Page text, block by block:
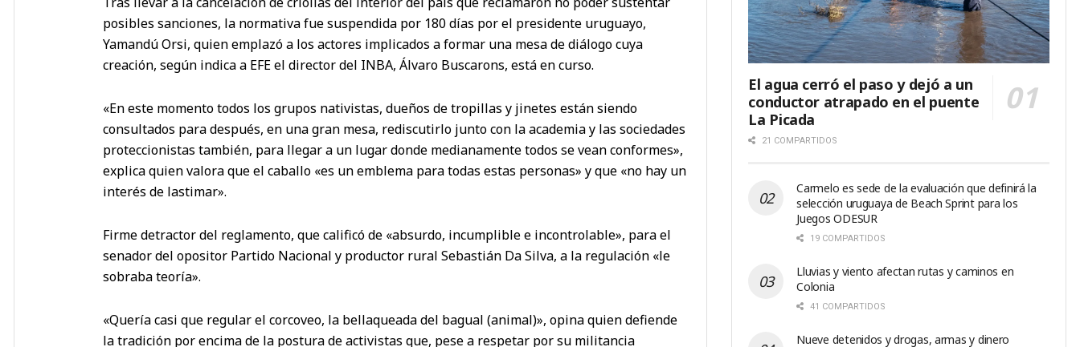
posibles sanciones, la normativa fue suspendida por 180 días por el presidente uruguayo,
Yamandú Orsi, quien emplazó a los actores implicados a formar una mesa de diálogo cuya
creación, según indica a EFE el director del INBA, Álvaro Buscarons, está en curso.
«En este momento todos los grupos nativistas, dueños de tropillas y jinetes están siendo
consultados para después, en una gran mesa, rediscutirlo junto con la academia y las sociedades
proteccionistas también, para llegar a un lugar donde medianamente todos se vean conformes»,
explica quien valora que el caballo «es un emblema para todas estas personas» y que «no hay un
interés de lastimar».
Firme detractor del reglamento, que calificó de «absurdo, incumplible e incontrolable», para el
senador del opositor Partido Nacional y productor rural Sebastián Da Silva, a la regulación «le
sobraba teoría».
«Quería casi que regular el corcoveo, la bellaqueada del bagual (animal)», opina quien defiende
la tradición por encima de la postura de activistas que, pese a respetar por su militancia
El agua cerró el paso y dejó a un
conductor atrapado en el puente
La Picada
21 COMPARTIDOS
Carmelo es sede de la evaluación que definirá la
selección uruguaya de Beach Sprint para los
Juegos ODESUR
19 COMPARTIDOS
Lluvias y viento afectan rutas y caminos en
Colonia
41 COMPARTIDOS
Nueve detenidos y drogas, armas y dinero